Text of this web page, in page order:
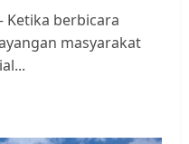
Ketika berbicara
masyarakat